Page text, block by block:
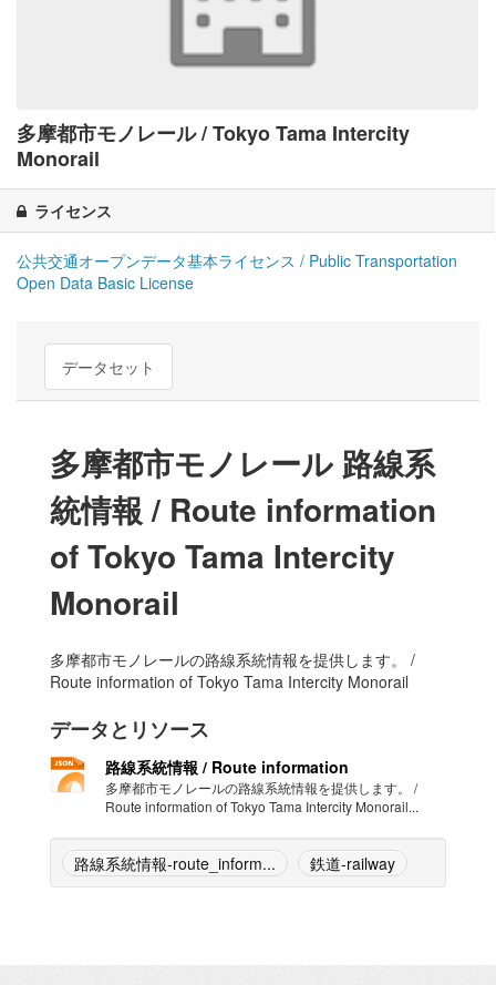
多摩都市モノレール / Tokyo Tama Intercity
Monorail
ライセンス
公共交通オープンデータ基本ライセンス / Public Transportation
Open Data Basic License
データセット
多摩都市モノレール 路線系
統情報 / Route information
of Tokyo Tama Intercity
Monorail
多摩都市モノレールの路線系統情報を提供します。 /
Route information of Tokyo Tama Intercity Monorail
データとリソース
路線系統情報 / Route information
多摩都市モノレールの路線系統情報を提供します。 /
Route information of Tokyo Tama Intercity Monorail...
路線系統情報-route_inform... 鉄道-railway